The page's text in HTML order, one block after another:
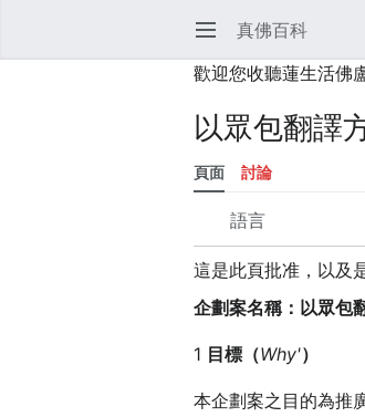
開啟主選單 真佛百科
歡迎您收聽蓮生活佛
以眾包翻譯
頁面 討論
語言
這是此頁批准，以及
企劃案名稱：以眾包
1 目標（Why'）
本企劃案之目的為推